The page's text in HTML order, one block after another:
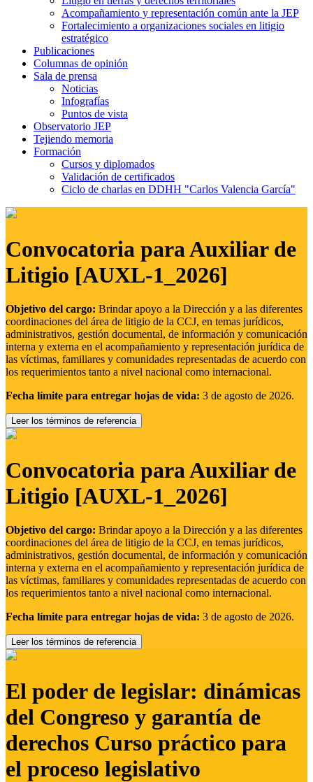
Acompañamiento y representación común ante la JEP
Fortalecimiento a organizaciones sociales en litigio
estratégico
Publicaciones
Columnas de opinión
Sala de prensa
Noticias
Infografías
Puntos de vista
Observatorio JEP
Tejiendo memoria
Formación
Cursos y diplomados
Validación de certificados
Ciclo de charlas en DDHH "Carlos Valencia García"
Convocatoria para Auxiliar de
Litigio [AUXL-1_2026]
Objetivo del cargo: Brindar apoyo a la Dirección y a las diferentes
coordinaciones del área de litigio de la CCJ, en temas jurídicos,
administrativos, gestión documental, de información y comunicación
interna y externa en el acompañamiento y representación jurídica de
las víctimas, familiares y comunidades representadas de acuerdo con
los requerimientos tanto a nivel nacional como internacional.
Fecha límite para entregar hojas de vida: 3 de agosto de 2026.
Leer los términos de referencia
Convocatoria para Auxiliar de
Litigio [AUXL-1_2026]
Objetivo del cargo: Brindar apoyo a la Dirección y a las diferentes
coordinaciones del área de litigio de la CCJ, en temas jurídicos,
administrativos, gestión documental, de información y comunicación
interna y externa en el acompañamiento y representación jurídica de
las víctimas, familiares y comunidades representadas de acuerdo con
los requerimientos tanto a nivel nacional como internacional.
Fecha límite para entregar hojas de vida: 3 de agosto de 2026.
Leer los términos de referencia
El poder de legislar: dinámicas
del Congreso y garantía de
derechos Curso práctico para
el proceso legislativo